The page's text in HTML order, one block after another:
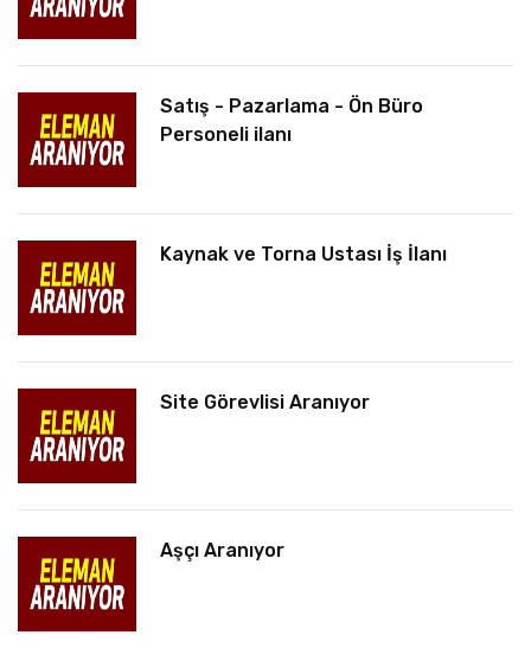
Satış - Pazarlama - Ön Büro
Personeli ilanı
Kaynak ve Torna Ustası İş İlanı
Site Görevlisi Aranıyor
Aşçı Aranıyor